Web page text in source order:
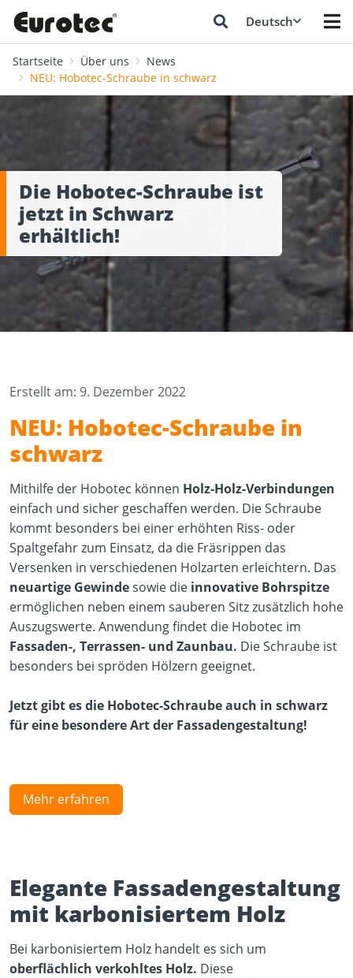
Deutsch
Startseite Über uns
News
NEU: Hobotec-Schraube in schwarz
Die Hobotec-Schraube ist
jetzt in Schwarz
erhältlich!
Erstellt am: 9. Dezember 2022
NEU: Hobotec-Schraube in
schwarz
Mithilfe der Hobotec können Holz-Holz-Verbindungen
einfach und sicher geschaffen werden. Die Schraube
kommt besonders bei einer erhöhten Riss- oder
Spaltgefahr zum Einsatz, da die Fräsrippen das
Versenken in verschiedenen Holzarten erleichtern. Das
neuartige Gewindesowie die innovative Bohrspitze
ermöglichen neben einem sauberen Sitz zusätzlich hohe
Auszugswerte. Anwendung findet die Hobotec im
Fassaden-, Terrassen- und Zaunbau. Die Schraube ist
besonders bei spröden Hölzern geeignet.
Jetzt gibt es die Hobotec-Schraube auch in schwarz
für eine besondere Art der Fassadengestaltung!
Mehr erfahren
Elegante Fassadengestaltung
mit karbonisiertem Holz
Bei karbonisiertem Holz handelt es sich um
oberflächlich verkohltes Holz. Diese